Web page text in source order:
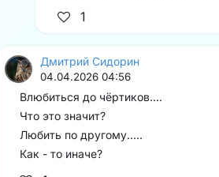
1
Дмитрий Сидорин
04.04.2026 04:56
Влюбиться до чёртиков....
Что это значит?
Любить по другому.....
Как - то иначе?